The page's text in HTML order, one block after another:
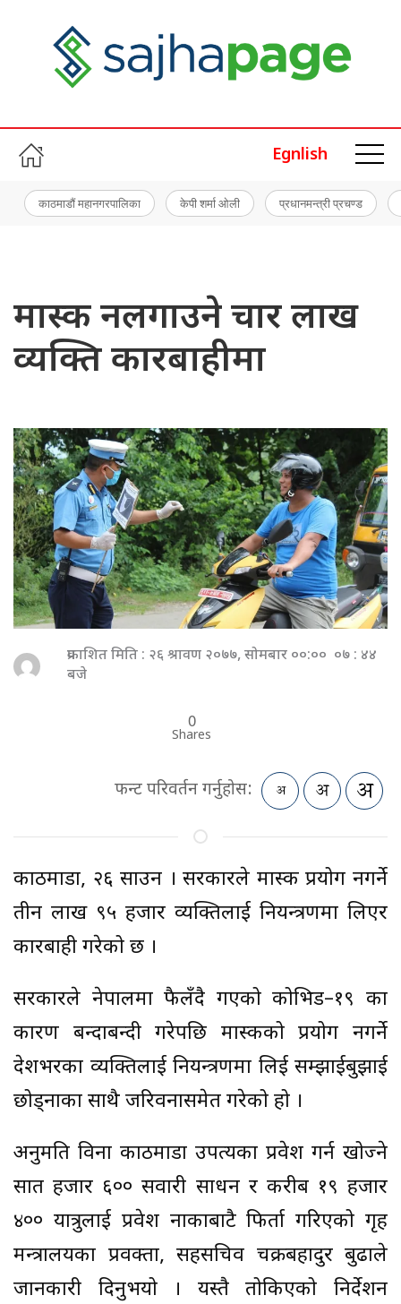
Egnlish
काठमाडौं महानगरपालिका केपी शर्मा ओली प्रधानमन्त्री प्रचण्ड
मास्क नलगाउने चार लाख
व्यक्ति कारबाहीमा
प्रकाशित मिति : २६ श्रावण २०७७, सोमबार ००:०० ०७ : ४४
बजे
0
Shares
फन्ट परिवर्तन गर्नुहोस:
काठमाडौँ, २६ साउन । सरकारले मास्क प्रयोग नगर्ने
तीन लाख ९५ हजार व्यक्तिलाई नियन्त्रणमा लिएर
कारबाही गरेको छ ।
सरकारले नेपालमा फैलँदै गएको कोभिड–१९ का
कारण बन्दाबन्दी गरेपछि मास्कको प्रयोग नगर्ने
देशभरका व्यक्तिलाई नियन्त्रणमा लिई सम्झाईबुझाई
छोड्नाका साथै जरिवनासमेत गरेको हो ।
अनुमति विना काठमाडौँ उपत्यका प्रवेश गर्न खोज्ने
सात हजार ६०० सवारी साधन र करीब १९ हजार
४०० यात्रुलाई प्रवेश नाकाबाटै फिर्ता गरिएको गृह
मन्त्रालयका प्रवक्ता, सहसचिव चक्रबहादुर बुढाले
जानकारी दिनुभयो । यस्तै तोकिएको निर्देशन